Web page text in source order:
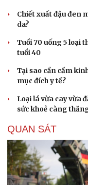
Chiết xuất đậu đen
da?
Tuổi 70 uống 5 loại
tuổi 40
Tại sao cần cấm
mục đích y tế?
Loại lá vừa cay vừa
sức khoẻ càng
QUAN SÁT